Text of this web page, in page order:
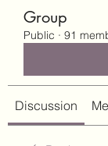
Group
Public · 91
Discussion